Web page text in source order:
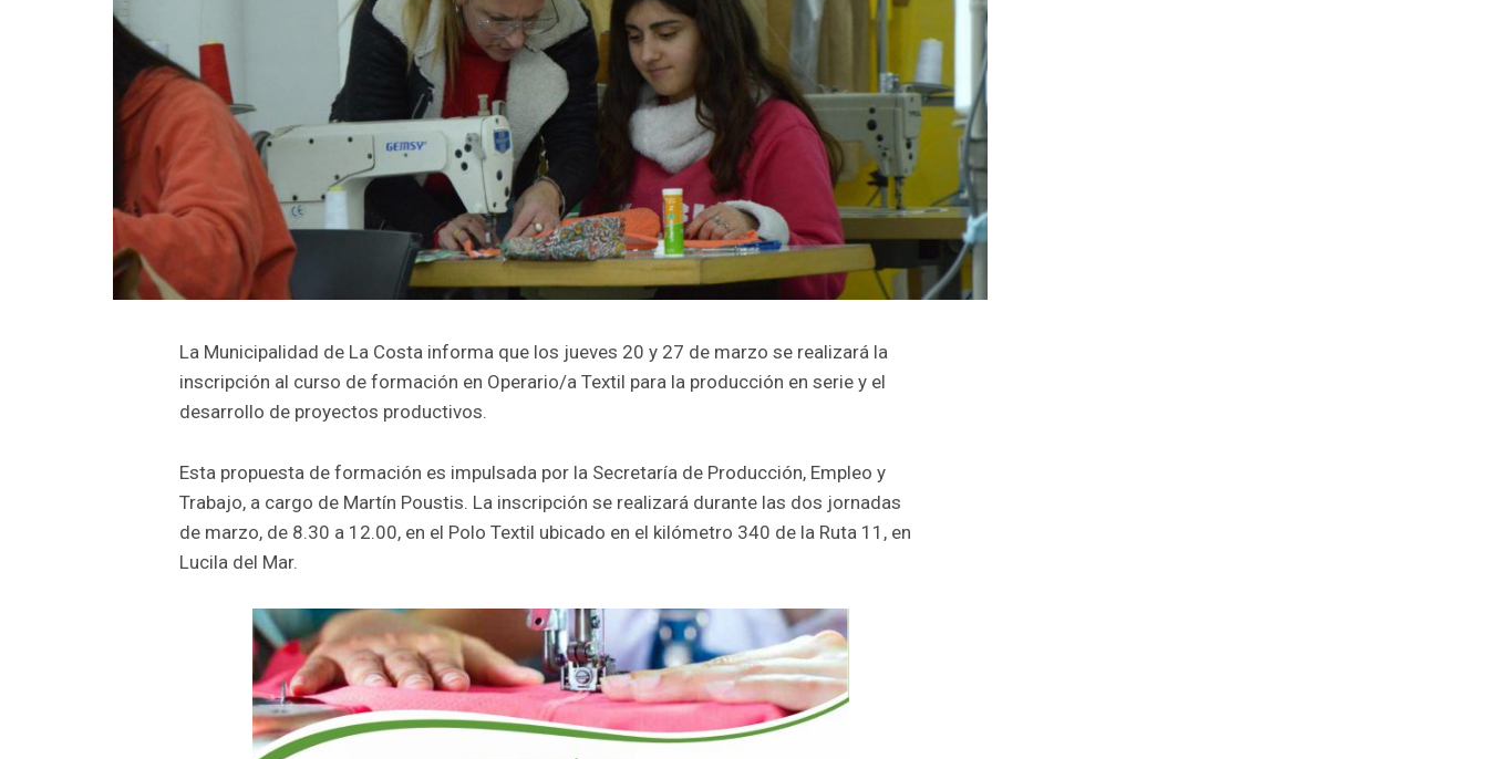
La Municipalidad de La Costa informa que los jueves 20 y 27 de marzo se realizará la
inscripción al curso de formación en Operario/a Textil para la producción en serie y el
desarrollo de proyectos productivos.
Esta propuesta de formación es impulsada por la Secretaría de Producción, Empleo y
Trabajo, a cargo de Martín Poustis. La inscripción se realizará durante las dos jornadas
de marzo, de 8.30 a 12.00, en el Polo Textil ubicado en el kilómetro 340 de la Ruta 11, en
Lucila del Mar.